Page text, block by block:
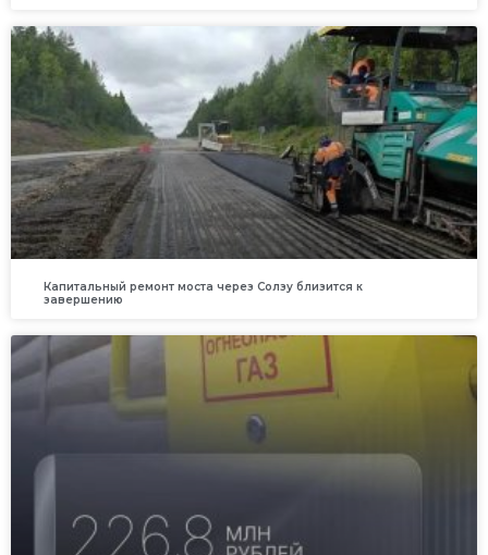
Капитальный ремонт моста через Солзу близится к
завершению